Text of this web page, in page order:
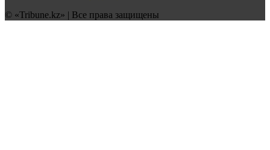
© «Tribune.kz» | Все права защищены